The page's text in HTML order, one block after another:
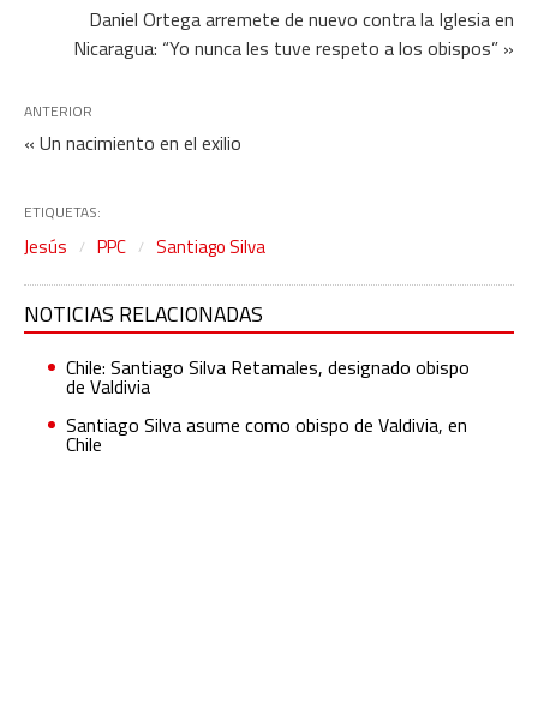
Daniel Ortega arremete de nuevo contra la Iglesia en
Nicaragua: “Yo nunca les tuve respeto a los obispos” »
ANTERIOR
« Un nacimiento en el exilio
ETIQUETAS:
Jesús PPC Santiago Silva
NOTICIAS RELACIONADAS
Chile: Santiago Silva Retamales, designado obispo
de Valdivia
Santiago Silva asume como obispo de Valdivia, en
Chile